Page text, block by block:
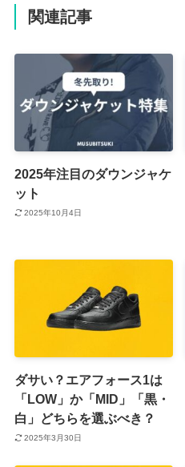
関連記事
2025年注目のダウンジャケ
ット
2025年10月4日
ダサい？エアフォース1は
「LOW」か「MID」「黒・
白」どちらを選ぶべき？
2025年3月30日